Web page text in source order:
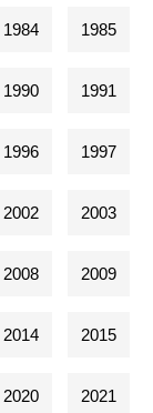
1984 1985
1990 1991
1996 1997
2002 2003
2008 2009
2014 2015
2020 2021